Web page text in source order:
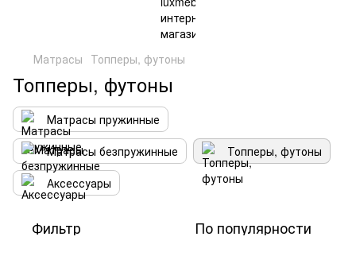
Матрасы Топперы, футоны
Топперы, футоны
Матрасы пружинные
Матрасы безпружинные
Топперы, футоны
Аксессуары
Фильтр По популярности